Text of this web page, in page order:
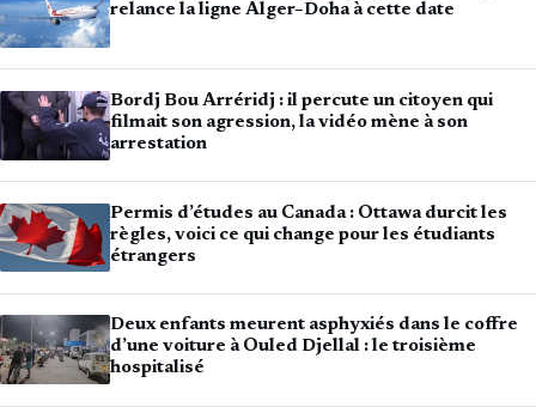
relance la ligne Alger–Doha à cette date
Bordj Bou Arréridj : il percute un citoyen qui
filmait son agression, la vidéo mène à son
arrestation
Permis d’études au Canada : Ottawa durcit les
règles, voici ce qui change pour les étudiants
étrangers
Deux enfants meurent asphyxiés dans le coffre
d’une voiture à Ouled Djellal : le troisième
hospitalisé